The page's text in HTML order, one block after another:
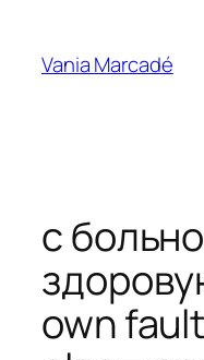
contenu
Vania Marcadé
с
own